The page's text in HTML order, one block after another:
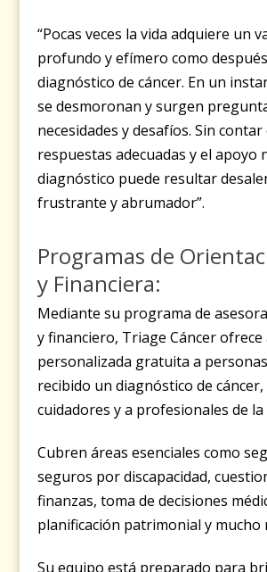
“Pocas veces la vida adquiere un
profundo y efímero como
diagnóstico de cáncer. En un
se desmoronan y surgen
necesidades y desafíos. Sin contar
respuestas adecuadas y el apoyo
diagnóstico puede resultar
frustrante y abrumador”.
Programas de
y Financiera:
Mediante su programa de
y financiero, Triage Cáncer ofrece
personalizada gratuita a
recibido un diagnóstico de cáncer,
cuidadores y a profesionales de la
Cubren áreas esenciales como
seguros por discapacidad,
finanzas, toma de decisiones
planificación patrimonial y mucho
Su equipo está preparado para